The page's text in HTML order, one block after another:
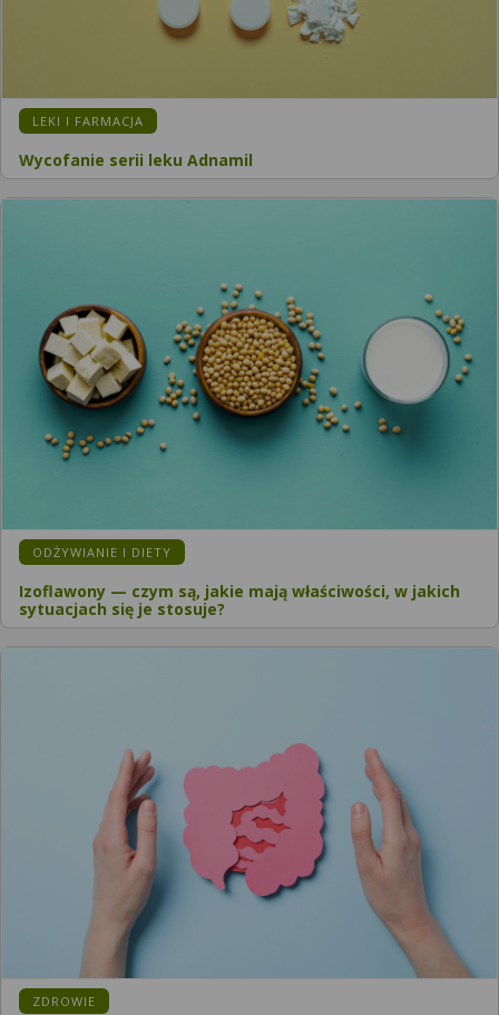
LEKI I FARMACJA
Wycofanie serii leku Adnamil
ODŻYWIANIE I DIETY
Izoflawony — czym są, jakie mają właściwości, w jakich
sytuacjach się je stosuje?
ZDROWIE